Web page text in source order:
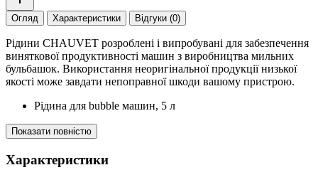
Огляд Характеристики Відгуки (0)
Рідини CHAUVET розроблені і випробувані для забезпечення
виняткової продуктивності машин з виробництва мильних
бульбашок. Використання неоригінальної продукції низької
якості може завдати непоправної шкоди вашому пристрою.
Рідина для bubble машин, 5 л
Показати повністю
Характеристики